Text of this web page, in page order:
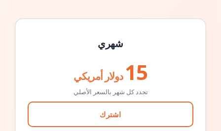
شهري
15 دولار أمريكي
تجدد كل شهر بالسعر الأصلي
اشترك